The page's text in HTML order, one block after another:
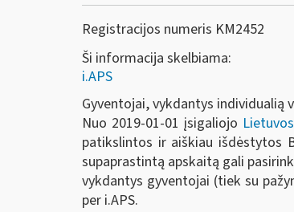
Registracijos numeris KM2452
Ši informacija skelbiama:
i.APS
Gyventojai, vykdantys
Nuo 2019-01-01 įsigaliojo
patikslintos ir aiškiau išdėstytos
supaprastintą apskaitą gali
vykdantys gyventojai (tiek su
per i.APS.